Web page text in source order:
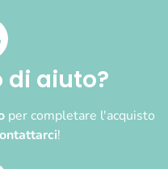
di aiuto?
per completare l'acquisto
!